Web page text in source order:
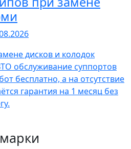
дисков и колодок
обслуживание суппортов
бесплатно, а на отсутствие
гарантия на 1 месяц без